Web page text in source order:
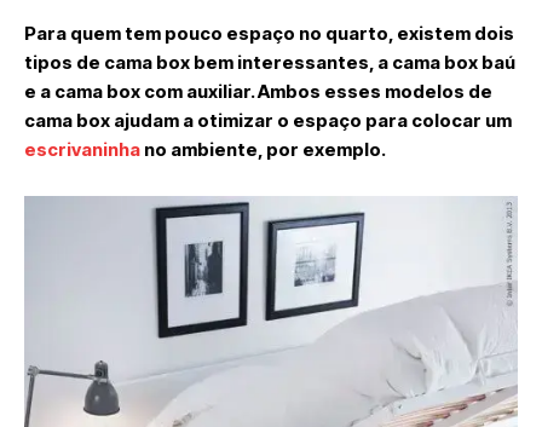
Para quem tem pouco espaço no quarto, existem dois
tipos de cama box bem interessantes, a cama box baú
e a cama box com auxiliar. Ambos esses modelos de
cama box ajudam a otimizar o espaço para colocar um
escrivaninha no ambiente, por exemplo.